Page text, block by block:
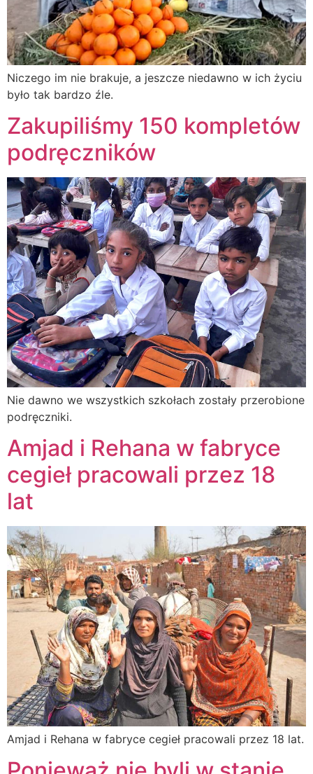
Niczego im nie brakuje, a jeszcze niedawno w ich życiu
było tak bardzo źle.
Zakupiliśmy 150 kompletów
podręczników
Nie dawno we wszystkich szkołach zostały przerobione
podręczniki.
Amjad i Rehana w fabryce
cegieł pracowali przez 18
lat
Amjad i Rehana w fabryce cegieł pracowali przez 18 lat.